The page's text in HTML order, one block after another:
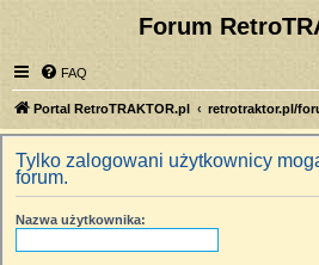
Forum
FAQ
Portal RetroTRAKTOR.pl retrotraktor.pl/
Tylko zalogowani użytkownicy
forum.
Nazwa użytkownika: